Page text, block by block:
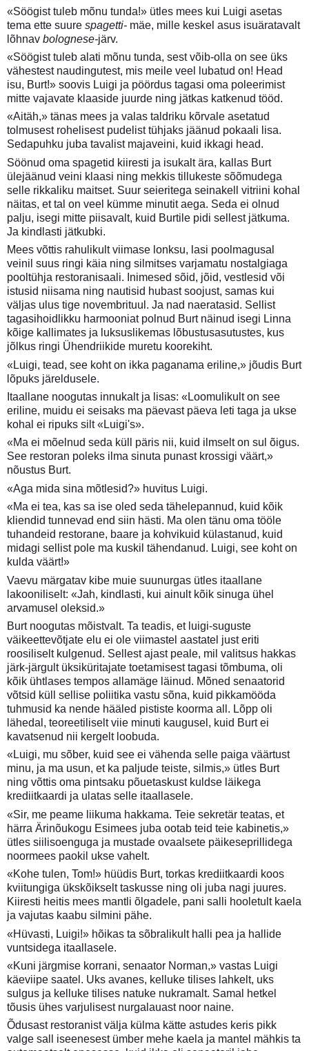
«Söögist tuleb mõnu tunda!» ütles mees kui Luigi asetas
tema ette suure spagetti- mäe, mille keskel asus isuäratavalt
lõhnav bolognese-järv.
«Söögist tuleb alati mõnu tunda, sest võib-olla on see üks
vähestest naudingutest, mis meile veel lubatud on! Head
isu, Burt!» soovis Luigi ja pöördus tagasi oma poleerimist
mitte vajavate klaaside juurde ning jätkas katkenud tööd.
«Aitäh,» tänas mees ja valas taldriku kõrvale asetatud
tolmusest rohelisest pudelist tühjaks jäänud pokaali lisa.
Sedapuhku juba tavalist majaveini, kuid ikkagi head.
Söönud oma spagetid kiiresti ja isukalt ära, kallas Burt
ülejäänud veini klaasi ning mekkis tillukeste sõõmudega
selle rikkaliku maitset. Suur seieritega seinakell vitriini kohal
näitas, et tal on veel kümme minutit aega. Seda ei olnud
palju, isegi mitte piisavalt, kuid Burtile pidi sellest jätkuma.
Ja kindlasti jätkubki.
Mees võttis rahulikult viimase lonksu, lasi poolmagusal
veinil suus ringi käia ning silmitses varjamatu nostalgiaga
pooltühja restoranisaali. Inimesed sõid, jõid, vestlesid või
istusid niisama ning nautisid hubast soojust, samas kui
väljas ulus tige novembrituul. Ja nad naeratasid. Sellist
tagasihoidlikku harmooniat polnud Burt näinud isegi Linna
kõige kallimates ja luksuslikemas lõbustusasutustes, kus
jõlkus ringi Ühendriikide muretu koorekiht.
«Luigi, tead, see koht on ikka paganama eriline,» jõudis Burt
lõpuks järeldusele.
Itaallane noogutas innukalt ja lisas: «Loomulikult on see
eriline, muidu ei seisaks ma päevast päeva leti taga ja ukse
kohal ei ripuks silt «Luigi's».
«Ma ei mõelnud seda küll päris nii, kuid ilmselt on sul õigus.
See restoran poleks ilma sinuta punast krossigi väärt,»
nõustus Burt.
«Aga mida sina mõtlesid?» huvitus Luigi.
«Ma ei tea, kas sa ise oled seda tähelepannud, kuid kõik
kliendid tunnevad end siin hästi. Ma olen tänu oma tööle
tuhandeid restorane, baare ja kohvikuid külastanud, kuid
midagi sellist pole ma kuskil tähendanud. Luigi, see koht on
kulda väärt!»
Vaevu märgatav kibe muie suunurgas ütles itaallane
lakooniliselt: «Jah, kindlasti, kui ainult kõik sinuga ühel
arvamusel oleksid.»
Burt noogutas mõistvalt. Ta teadis, et luigi-suguste
väikeettevõtjate elu ei ole viimastel aastatel just eriti
roosiliselt kulgenud. Sellest ajast peale, mil valitsus hakkas
järk-järgult üksiküritajate toetamisest tagasi tõmbuma, oli
kõik ühtlases tempos allamäge läinud. Mõned senaatorid
võtsid küll sellise poliitika vastu sõna, kuid pikkamööda
tuhmusid ka nende hääled pististe koorma all. Lõpp oli
lähedal, teoreetiliselt viie minuti kaugusel, kuid Burt ei
kavatsenud nii kergelt loobuda.
«Luigi, mu sõber, kuid see ei vähenda selle paiga väärtust
minu, ja ma usun, et ka paljude teiste, silmis,» ütles Burt
ning võttis oma pintsaku põuetaskust kuldse läikega
krediitkaardi ja ulatas selle itaallasele.
«Sir, me peame liikuma hakkama. Teie sekretär teatas, et
härra Ärinõukogu Esimees juba ootab teid teie kabinetis,»
ütles siilisoenguga ja mustade ovaalsete päikeseprillidega
noormees paokil ukse vahelt.
«Kohe tulen, Tom!» hüüdis Burt, torkas krediitkaardi koos
kviitungiga ükskõikselt taskusse ning oli juba nagi juures.
Kiiresti heitis mees mantli õlgadele, pani salli hooletult kaela
ja vajutas kaabu silmini pähe.
«Hüvasti, Luigi!» hõikas ta sõbralikult halli pea ja hallide
vuntsidega itaallasele.
«Kuni järgmise korrani, senaator Norman,» vastas Luigi
käeviipe saatel. Uks avanes, kelluke tilises lahkelt, uks
sulgus ja kelluke tilises natuke nukramalt. Samal hetkel
tõusis ühes varjulisest nurgalauast noor naine.
Õdusast restoranist välja külma kätte astudes keris pikk
valge sall iseenesest ümber mehe kaela ja mantel mähkis ta